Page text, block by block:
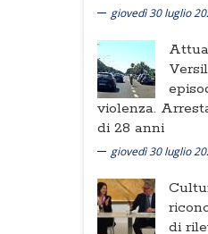
giovedì 30 luglio
violenza.
di 28 anni
giovedì 30 luglio
di